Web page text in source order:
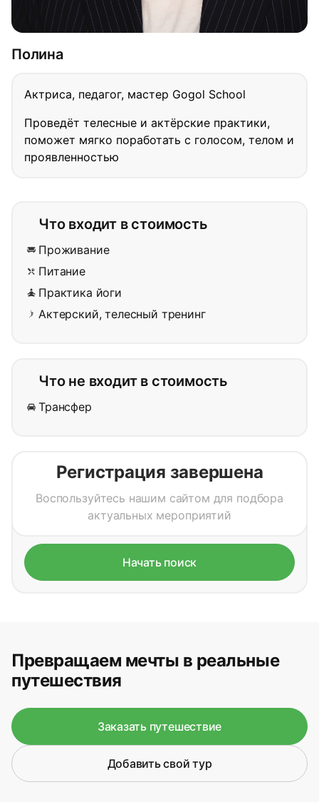
Полина
Актриса, педагог, мастер Gogol School
Проведёт телесные и актёрские практики,
поможет мягко поработать с голосом, телом и
проявленностью
Что входит в стоимость
Проживание
Питание
Практика йоги
Актерский, телесный тренинг
Что не входит в стоимость
Трансфер
Регистрация завершена
Воспользуйтесь нашим сайтом для подбора
актуальных мероприятий
Начать поиск
Превращаем мечты в реальные
путешествия
Заказать путешествие
Добавить свой тур